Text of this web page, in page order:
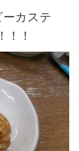
ーカステ
！！